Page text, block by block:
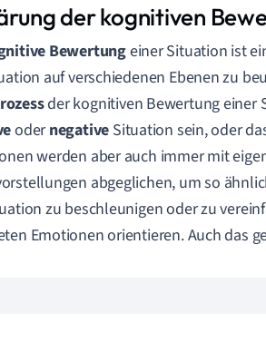
der kognitiven
Bewertungeiner Situation ist
auf verschiedenen Ebenen zu
der kognitiven Bewertung einer
odernegative Situation sein, oder
werden aber auch immer mit
abgeglichen, um so
zu beschleunigen oder zu
Emotionen orientieren. Auch das